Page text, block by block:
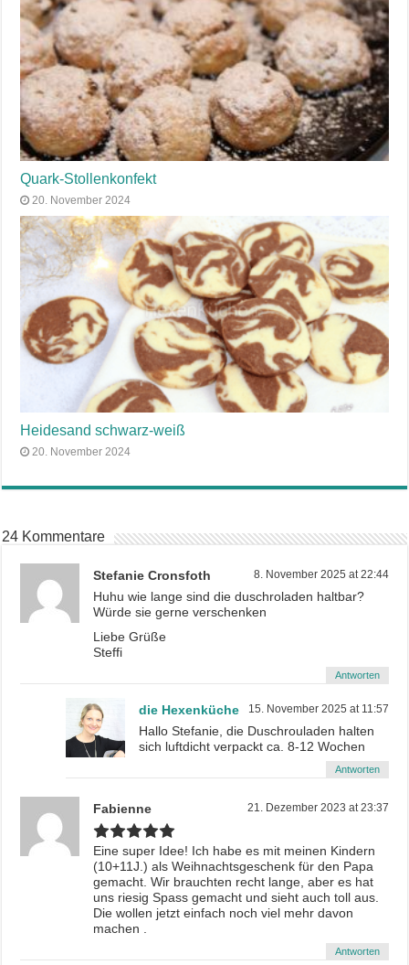
Quark-Stollenkonfekt
20. November 2024
Heidesand schwarz-weiß
20. November 2024
24 Kommentare
Stefanie Cronsfoth 8. November 2025 at 22:44
Huhu wie lange sind die duschroladen haltbar?
Würde sie gerne verschenken
Liebe Grüße
Steffi
Antworten
die Hexenküche 15. November 2025 at 11:57
Hallo Stefanie, die Duschrouladen halten
sich luftdicht verpackt ca. 8-12 Wochen
Antworten
Fabienne 21. Dezember 2023 at 23:37
Eine super Idee! Ich habe es mit meinen Kindern
(10+11J.) als Weihnachtsgeschenk für den Papa
gemacht. Wir brauchten recht lange, aber es hat
uns riesig Spass gemacht und sieht auch toll aus.
Die wollen jetzt einfach noch viel mehr davon
machen .
Antworten